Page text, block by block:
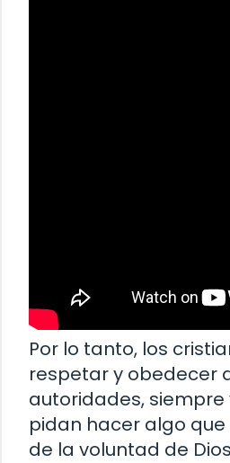
Por lo tanto, los
respetar y obedecer
autoridades, siempre
pidan hacer algo
de la voluntad de